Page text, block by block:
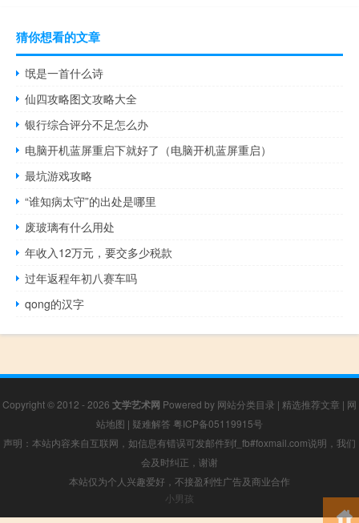
猜你想看的文章
氓是一首什么诗
仙四攻略图文攻略大全
银行综合评分不足怎么办
电脑开机蓝屏重启下就好了（电脑开机蓝屏重启）
最坑游戏攻略
“谁知病太守”的出处是哪里
废玻璃有什么用处
年收入12万元，要交多少税款
过年返程年初八赛车吗
qong的汉字
Copyright © 2012 - 2026 文学艺术网 Powered by 网站分类目录 | 精选推荐文章 | 网
站地图 | 疑难解答 粤ICP备05119915号
声明：本站内容来自互联网，如信息有错误可发邮件到f_fb#foxmail.com说明，我们
会及时纠正，谢谢
本站仅为个人兴趣爱好，不接盈利性广告及商业合作
小男孩